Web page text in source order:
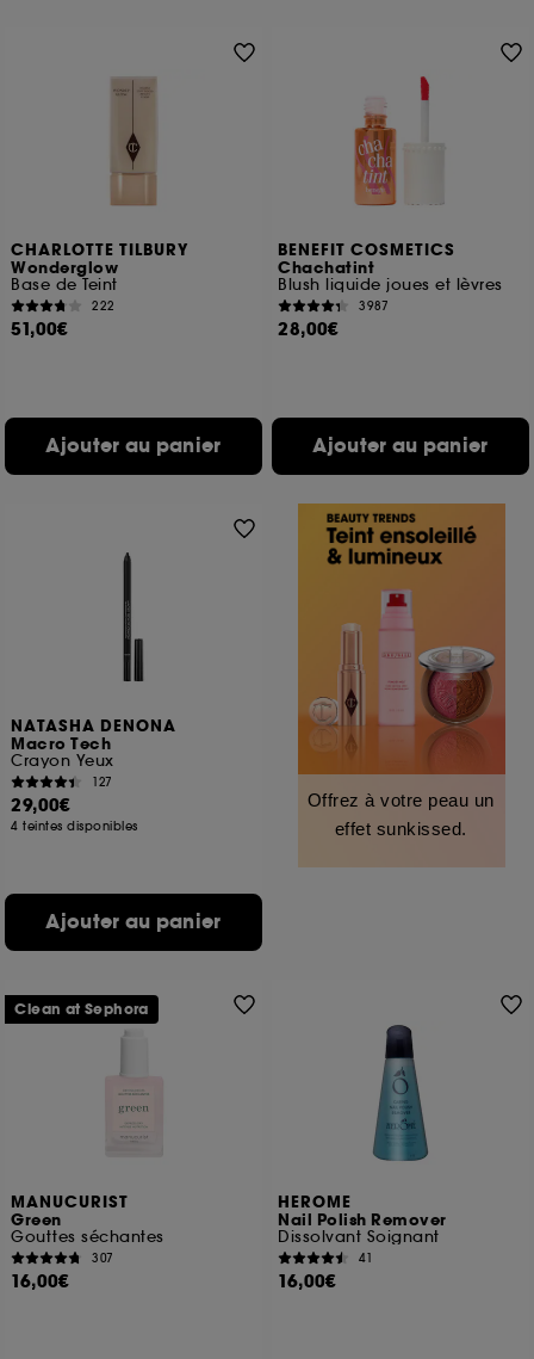
CHARLOTTE TILBURY
Wonderglow
Base de Teint
222
51,00€
Ajouter au panier
BENEFIT COSMETICS
Chachatint
Blush liquide joues et lèvres
3987
28,00€
Ajouter au panier
NATASHA DENONA
Macro Tech
Crayon Yeux
127
29,00€
4 teintes disponibles
Ajouter au panier
Offrez à votre peau un
effet sunkissed.
MANUCURIST
Green
Gouttes séchantes
307
16,00€
Clean at Sephora
HEROME
Nail Polish Remover
Dissolvant Soignant
41
16,00€